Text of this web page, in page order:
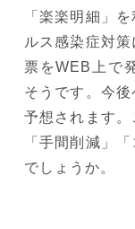
「楽楽明細」
ルス感染症対
票をWEB上で
そうです。今
予想されます
「手間削減」
でしょうか。